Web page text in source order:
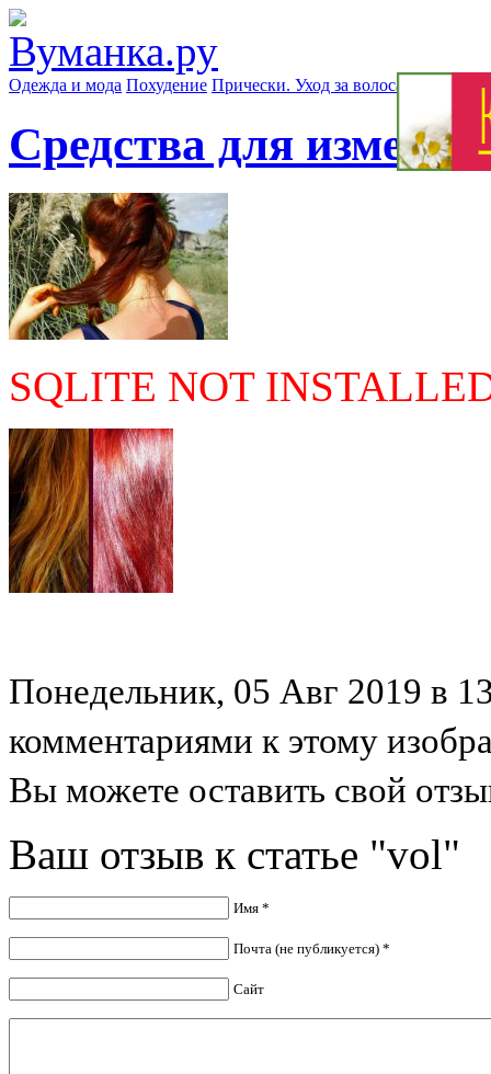
Одежда и мода Похудение Прически. Уход за волосами Маски
Средства для
SQLITE NOT
Понедельник, 05 Авг 2019 в
комментариями к этому
Вы можете оставить свой
Ваш отзыв к статье "vol"
Имя *
Почта (не публикуется) *
Сайт